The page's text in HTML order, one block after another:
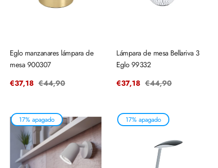
Eglo manzanares lámpara de
mesa 900307
Precio
€37,18 Precio
€44,90
Lámpara de mesa Bellariva 3
Eglo 99332
Precio
€37,18 Precio
€44,90
17% apagado 17% apagado